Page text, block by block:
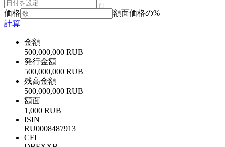
価格
額面価格の%
計算
金額
500,000,000 RUB
発行金額
500,000,000 RUB
残高金額
500,000,000 RUB
額面
1,000 RUB
ISIN
RU0008487913
CFI